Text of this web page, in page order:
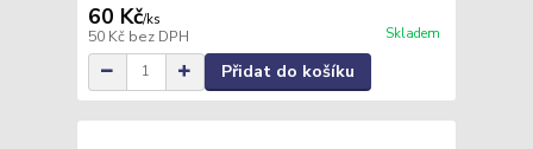
60 Kč/ks
50 Kč bez DPH Skladem
Přidat do košíku